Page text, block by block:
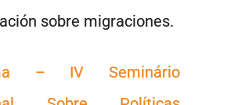
sobre migraciones.
– IV Seminário